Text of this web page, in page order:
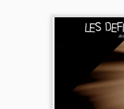
Ciné à